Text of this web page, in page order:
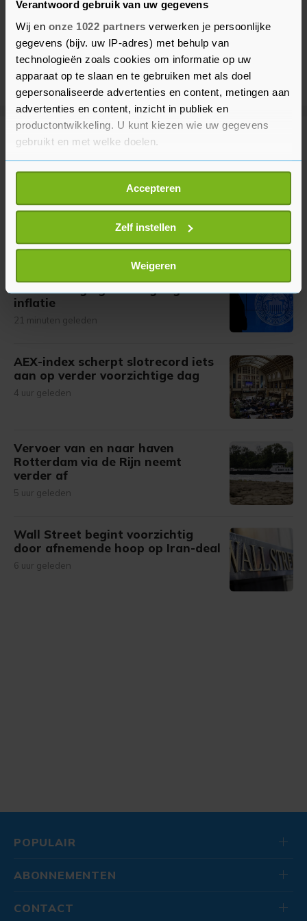
Verantwoord gebruik van uw gegevens
Wij en onze 1022 partners verwerken je persoonlijke
gegevens (bijv. uw IP-adres) met behulp van
technologieën zoals cookies om informatie op uw
apparaat op te slaan en te gebruiken met als doel
gepersonaliseerde advertenties en content, metingen aan
advertenties en content, inzicht in publiek en
productontwikkeling. U kunt kiezen wie uw gegevens
gebruikt en met welke doelen.
Als u het toestaat, willen we ook graag:
Informatie verzamelen over uw geografische
locatie, die tot een paar meter nauwkeurig kan zijn
Uw apparaat identificeren door het actief te
scannen op specifieke eigenschappen (fingerprinting)
Lees meer over hoe uw persoonlijke gegevens worden
verwerkt en stel uw voorkeuren in het
U kunt uw toestemming op elk moment wijzigen of
intrekken in de Cookieverklaring.
bezoek makkelijker en persoonlijker. Op
onze cookiepagina kun je ons cookiebeleid bekijken en je
gemaakte keuze altijd wijzigen of intrekken.
Accepteren
Zelf instellen
Weigeren
Meer uit Financieel
Wall Street licht lager door
stijgende olieprijzen en oorlog
Fed-bestuurder: meerdere
inflatie
21 minuten geleden
AEX-index scherpt slotrecord iets
aan op verder voorzichtige dag
4 uur geleden
Vervoer van en naar haven
Rotterdam via de Rijn neemt
verder af
5 uur geleden
Wall Street begint voorzichtig
door afnemende hoop op Iran-deal
6 uur geleden
POPULAIR
ABONNEMENTEN
CONTACT